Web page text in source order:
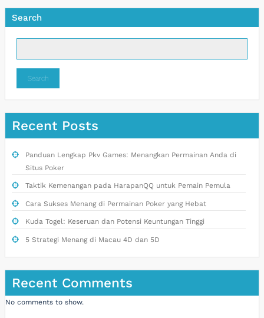
Search
Search
Recent Posts
Panduan Lengkap Pkv Games: Menangkan Permainan Anda di
Situs Poker
Taktik Kemenangan pada HarapanQQ untuk Pemain Pemula
Cara Sukses Menang di Permainan Poker yang Hebat
Kuda Togel: Keseruan dan Potensi Keuntungan Tinggi
5 Strategi Menang di Macau 4D dan 5D
Recent Comments
No comments to show.